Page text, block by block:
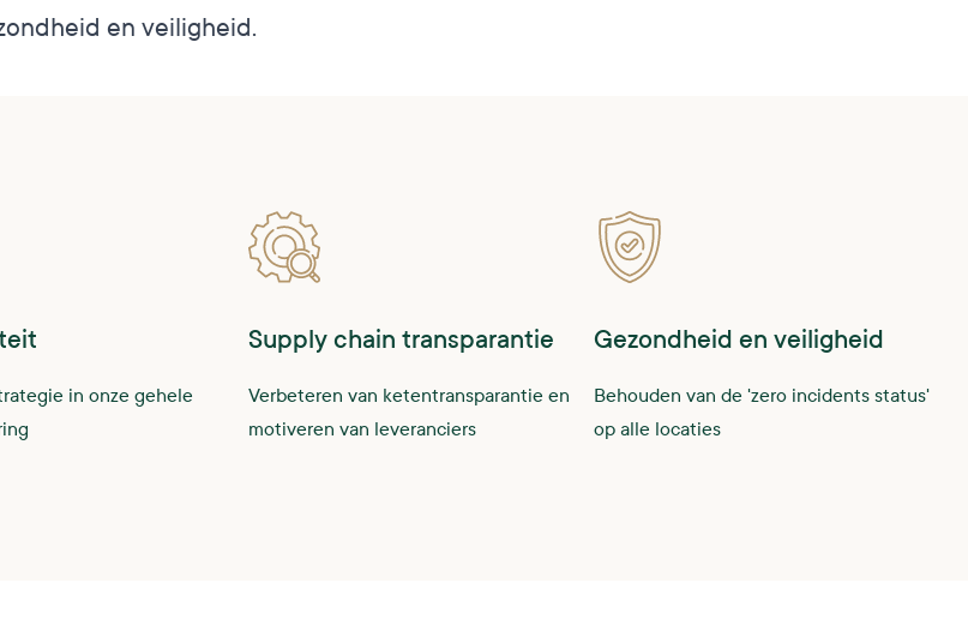
en veiligheid.
in onze gehele
Supply chain transparantie
Verbeteren van ketentransparantie en
motiveren van leveranciers
Gezondheid en veiligheid
Behouden van de 'zero incidents status'
op alle locaties